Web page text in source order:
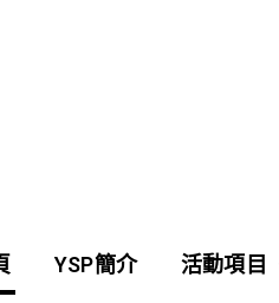
YSP簡介 活動項目